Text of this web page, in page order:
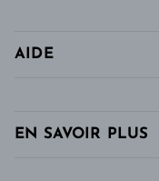
AIDE
EN SAVOIR PLUS